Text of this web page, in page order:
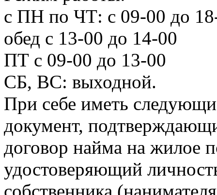
с ПН по ЧТ: с 09-00 до
обед с 13-00 до 14-00
ПТ с 09-00 до 13-00
СБ, ВС: выходной.
При себе иметь
документ,
договор найма на жилое
удостоверяющий
собственника